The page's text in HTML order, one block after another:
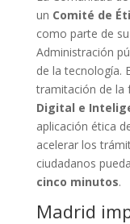
un Comité de
como parte de
Administración
de la tecnología.
tramitación de la
Digital e
aplicación ética
acelerar los
ciudadanos
cinco minutos.
Madrid